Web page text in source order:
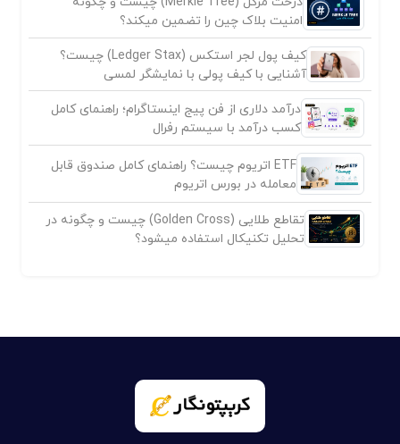
امنیت بلاک چین را تضمین میکند؟
کیف پول لجر استکس (Ledger Stax) چیست؟
آشنایی با کیف پولی با نمایشگر لمسی
درآمد دلاری از فن پیج اینستاگرام؛ راهنمای کامل
کسب درآمد با سیستم رفرال
ETF اتریوم چیست؟ راهنمای کامل صندوق قابل
معامله در بورس اتریوم
تقاطع طلایی (Golden Cross) چیست و چگونه در
تحلیل تکنیکال استفاده میشود؟